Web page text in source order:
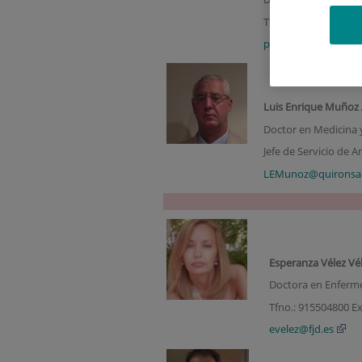
Tfno.: 915504800
Luis Enrique Muñoz
Doctor en Medicina
Jefe de Servicio de
Esperanza Vélez
Doctora en
Tfno.: 915504800
evelez@fjd.es